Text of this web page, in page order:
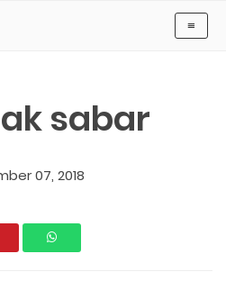
DONGENG ANAK DUNIA
sabar
07, 2018
≡